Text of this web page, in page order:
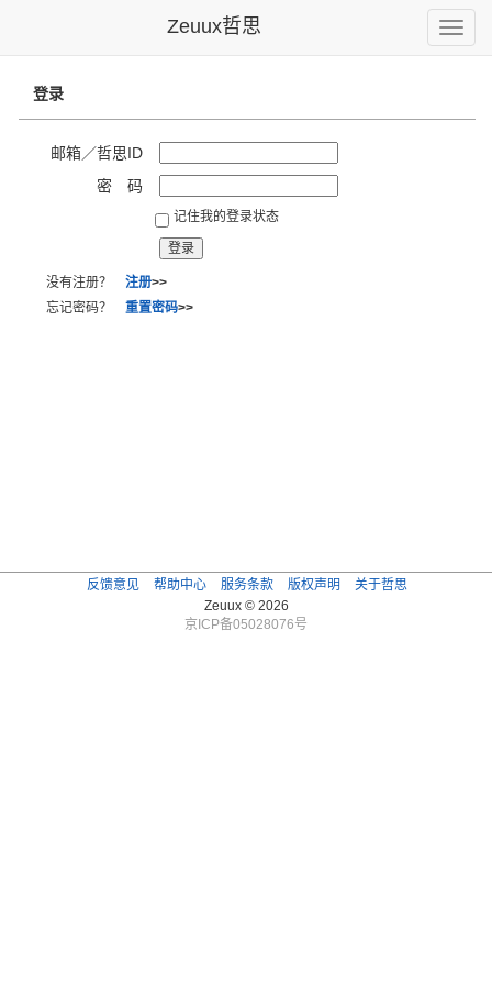
Toggle
Zeuux哲思
登录
邮箱／哲思ID
密 码
记住我的登录状态
没有注册？ 注册>>
忘记密码？ 重置密码>>
反馈意见 帮助中心 服务条款 版权声明
关于哲思
Zeuux © 2026
京ICP备05028076号